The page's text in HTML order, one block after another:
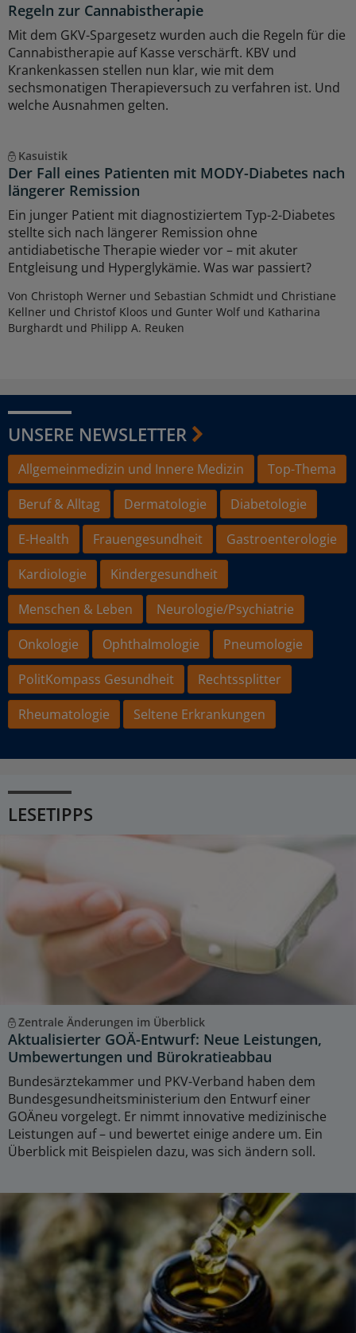
Regeln zur Cannabistherapie
Mit dem GKV-Spargesetz wurden auch die Regeln für die
Cannabistherapie auf Kasse verschärft. KBV und
Krankenkassen stellen nun klar, wie mit dem
sechsmonatigen Therapieversuch zu verfahren ist. Und
welche Ausnahmen gelten.
Kasuistik
Der Fall eines Patienten mit MODY-Diabetes nach
längerer Remission
Ein junger Patient mit diagnostiziertem Typ-2-Diabetes
stellte sich nach längerer Remission ohne
antidiabetische Therapie wieder vor – mit akuter
Entgleisung und Hyperglykämie. Was war passiert?
Von Christoph Werner und Sebastian Schmidt und Christiane
Kellner und Christof Kloos und Gunter Wolf und Katharina
Burghardt und Philipp A. Reuken
UNSERE NEWSLETTER
Allgemeinmedizin und Innere Medizin
Top-Thema
Beruf & Alltag
Dermatologie
Diabetologie
E-Health
Frauengesundheit
Gastroenterologie
Kardiologie
Kindergesundheit
Menschen & Leben
Neurologie/Psychiatrie
Onkologie
Ophthalmologie
Pneumologie
PolitKompass Gesundheit
Rechtssplitter
Rheumatologie
Seltene Erkrankungen
LESETIPPS
Zentrale Änderungen im Überblick
Aktualisierter GOÄ-Entwurf: Neue Leistungen,
Umbewertungen und Bürokratieabbau
Bundesärztekammer und PKV-Verband haben dem
Bundesgesundheitsministerium den Entwurf einer
GOÄneu vorgelegt. Er nimmt innovative medizinische
Leistungen auf – und bewertet einige andere um. Ein
Überblick mit Beispielen dazu, was sich ändern soll.